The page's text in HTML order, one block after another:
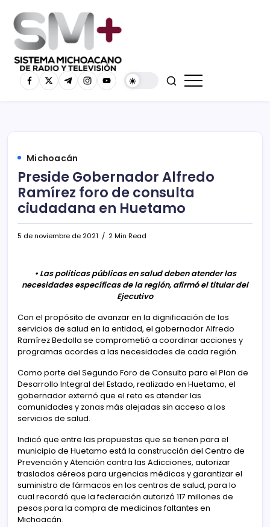
Michoacán
Preside Gobernador Alfredo
Ramírez foro de consulta
ciudadana en Huetamo
5 de noviembre de 2021 2 Min Read
• Las políticas públicas en salud deben atender las
necesidades específicas de la región, afirmó el titular del
Ejecutivo
Con el propósito de avanzar en la dignificación de los
servicios de salud en la entidad, el gobernador Alfredo
Ramírez Bedolla se comprometió a coordinar acciones y
programas acordes a las necesidades de cada región.
Como parte del Segundo Foro de Consulta para el Plan de
Desarrollo Integral del Estado, realizado en Huetamo, el
gobernador externó que el reto es atender las
comunidades y zonas más alejadas sin acceso a los
servicios de salud.
Indicó que entre las propuestas que se tienen para el
municipio de Huetamo está la construcción del Centro de
Prevención y Atención contra las Adicciones, autorizar
traslados aéreos para urgencias médicas y garantizar el
suministro de fármacos en los centros de salud, para lo
cual recordó que la federación autorizó 117 millones de
pesos para la compra de medicinas faltantes en
Michoacán.